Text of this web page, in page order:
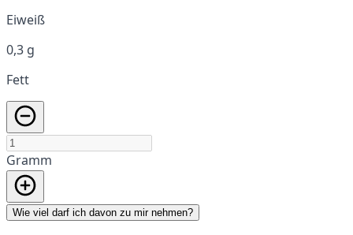
Eiweiß
0,3 g
Fett
Gramm
Wie viel darf ich davon zu mir nehmen?